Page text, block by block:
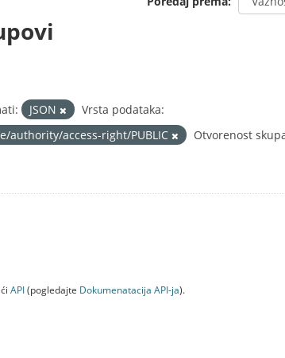
JSON
Vrsta podataka:
access-right/PUBLIC
Otvorenost
API(pogledajte Dokumenаtаcijа API-jа).